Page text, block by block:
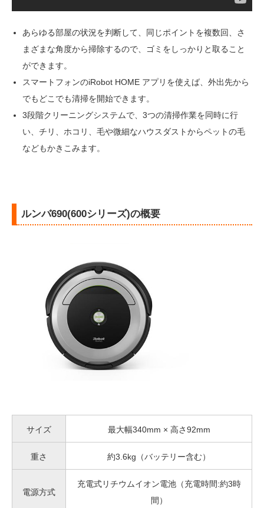
あらゆる部屋の状況を判断して、同じポイントを複数回、さ
まざまな角度から掃除するので、ゴミをしっかりと取ること
ができます。
スマートフォンのiRobot HOME アプリを使えば、外出先から
でもどこでも清掃を開始できます。
3段階クリーニングシステムで、3つの清掃作業を同時に行
い、チリ、ホコリ、毛や微細なハウスダストからペットの毛
などもかきこみます。
ルンバ690(600シリーズ)の概要
サイズ 最大幅340mm × 高さ92mm
重さ 約3.6kg（バッテリー含む）
電源方式
充電式リチウムイオン電池（充電時間:約3時
間）